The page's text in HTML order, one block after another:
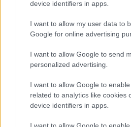
device identifiers in apps.
I want to allow my user data to
Google for online advertising
I want to allow Google to send
personalized advertising.
I want to allow Google to
related to analytics like cookies
device identifiers in apps.